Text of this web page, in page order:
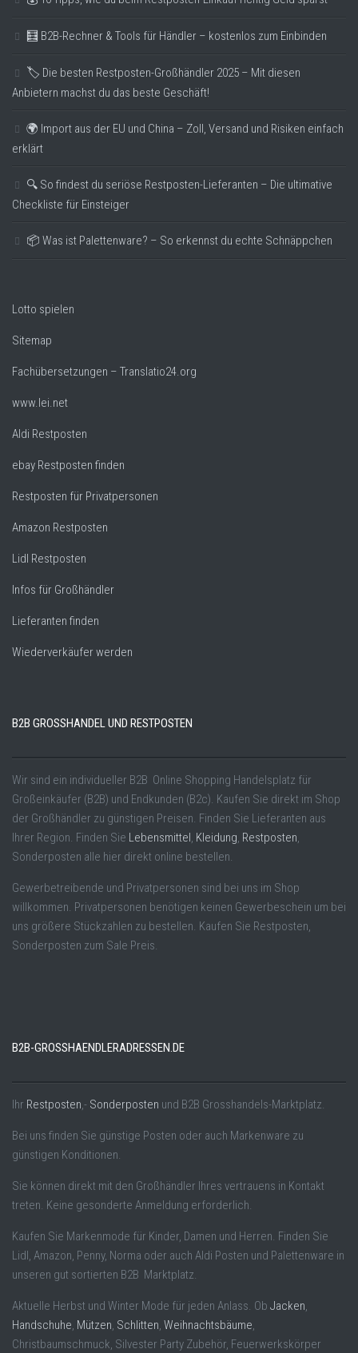
🧮 B2B-Rechner & Tools für Händler – kostenlos zum Einbinden
🏷️ Die besten Restposten-Großhändler 2025 – Mit diesen
Anbietern machst du das beste Geschäft!
🌍 Import aus der EU und China – Zoll, Versand und Risiken einfach
erklärt
🔍 So findest du seriöse Restposten-Lieferanten – Die ultimative
Checkliste für Einsteiger
📦 Was ist Palettenware? – So erkennst du echte Schnäppchen
Lotto spielen
Sitemap
Fachübersetzungen – Translatio24.org
www.lei.net
Aldi Restposten
ebay Restposten finden
Restposten für Privatpersonen
Amazon Restposten
Lidl Restposten
Infos für Großhändler
Lieferanten finden
Wiederverkäufer werden
B2B GROSSHANDEL UND RESTPOSTEN
Wir sind ein individueller B2B Online Shopping Handelsplatz für
Großeinkäufer (B2B) und Endkunden (B2c). Kaufen Sie direkt im Shop
der Großhändler zu günstigen Preisen. Finden Sie Lieferanten aus
Ihrer Region. Finden Sie Lebensmittel, Kleidung, Restposten,
Sonderposten alle hier direkt online bestellen.
Gewerbetreibende und Privatpersonen sind bei uns im Shop
willkommen. Privatpersonen benötigen keinen Gewerbeschein um bei
uns größere Stückzahlen zu bestellen. Kaufen Sie Restposten,
Sonderposten zum Sale Preis.
B2B-GROSSHAENDLERADRESSEN.DE
Ihr Restposten,- Sonderposten und B2B Grosshandels-Marktplatz.
Bei uns finden Sie günstige Posten oder auch Markenware zu
günstigen Konditionen.
Sie können direkt mit den Großhändler Ihres vertrauens in Kontakt
treten. Keine gesonderte Anmeldung erforderlich.
Kaufen Sie Markenmode für Kinder, Damen und Herren. Finden Sie
Lidl, Amazon, Penny, Norma oder auch Aldi Posten und Palettenware in
unseren gut sortierten B2B Marktplatz.
Aktuelle Herbst und Winter Mode für jeden Anlass. Ob Jacken,
Handschuhe, Mützen, Schlitten, Weihnachtsbäume,
Christbaumschmuck, Silvester Party Zubehör, Feuerwerkskörper